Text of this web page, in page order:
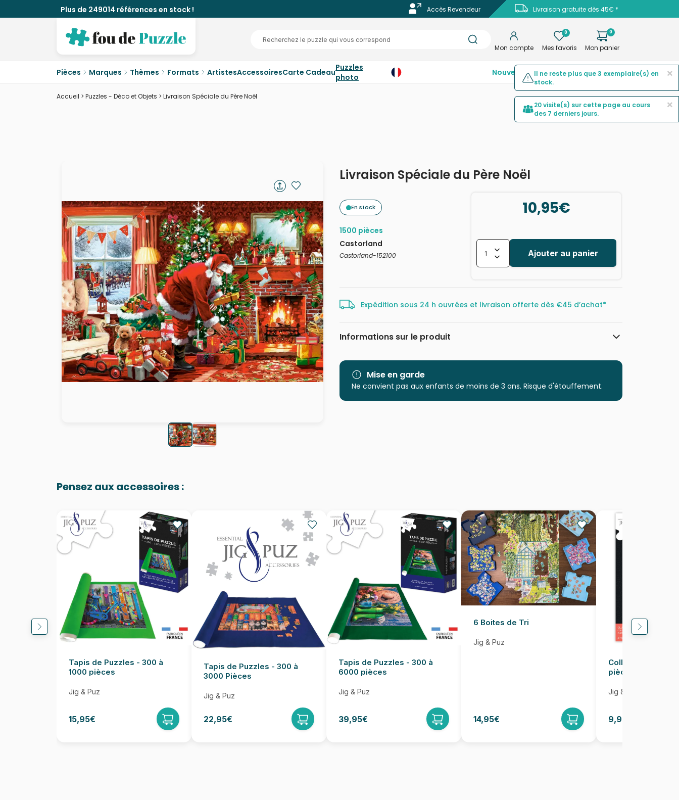
Plus de 249014 références en stock ! Livraison gratuite dès 45€ *
Accès Revendeur
Mon compte
0
Mes favoris
0
Mon panier
Pièces Marques Thèmes Formats ArtistesAccessoiresCarte CadeauPuzzles
photo
NouveautésTop ventesPromotions
Accueil > Puzzles - Déco et Objets > Livraison Spéciale du Père Noël
Livraison Spéciale du Père Noël
En stock
1500 pièces
Castorland
Castorland-152100
10,95€
Ajouter au panier
Expédition sous 24 h ouvrées et livraison offerte dès €45 d’achat*
Informations sur le produit
Catégorie
Puzzles - Déco et Objets
Age
Puzzle pour Adultes (500 à 48.000
Mise en garde
Ne convient pas aux enfants de moins de 3 ans. Risque d'étouffement.
Pensez aux accessoires :
Tapis de Puzzles - 300 à
1000 pièces
Jig & Puz
15,95€
Tapis de Puzzles - 300 à
3000 Pièces
Jig & Puz
22,95€
Tapis de Puzzles - 300 à
6000 pièces
Jig & Puz
39,95€
6 Boites de Tri
Jig & Puz
14,95€
Colle pour Puzzle
pièces
Jig & Puz
9,95€
×
Il ne reste plus que 3 exemplaire(s) en
stock.
×
20 visite(s) sur cette page au cours
des 7 derniers jours.